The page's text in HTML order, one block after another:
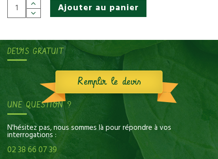
Ajouter au panier
DEVIS GRATUIT
Remplir le devis
UNE QUESTION ?
N'hésitez pas, nous sommes là pour répondre à vos
interrogations :
02 38 66 07 39